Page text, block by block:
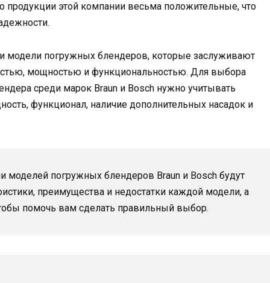
продукции этой компании весьма положительные, что
модели погружных блендеров, которые заслуживают
мощностью и функциональностью. Для выбора
среди марок Braun и Bosch нужно учитывать
функционал, наличие дополнительных насадок и
моделей погружных блендеров Braun и Bosch будут
преимущества и недостатки каждой модели, а
помочь вам сделать правильный выбор.